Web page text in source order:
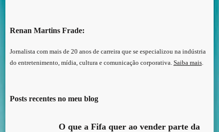
Renan Martins Frade:
Jornalista com mais de 20 anos de carreira que se especializou na indústria
do entretenimento, mídia, cultura e comunicação corporativa. Saiba mais.
Posts recentes no meu blog
O que a Fifa quer ao vender parte da